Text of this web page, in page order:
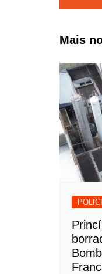
de
Post
Mais